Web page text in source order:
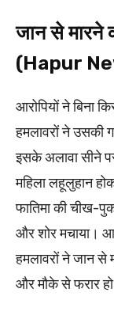
जान से मारने
(Hapur
आरोपियों ने बिना
हमलावरों ने उसकी
इसके अलावा सीने
महिला लहूलुहान
फातिमा की चीख-
और शोर मचाया।
हमलावरों ने जान से
और मौके से फरार